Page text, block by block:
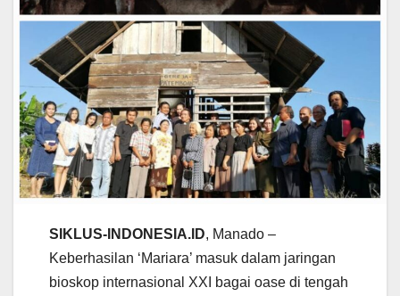
SIKLUS-INDONESIA.ID, Manado –
Keberhasilan ‘Mariara’ masuk dalam jaringan
bioskop internasional XXI bagai oase di tengah